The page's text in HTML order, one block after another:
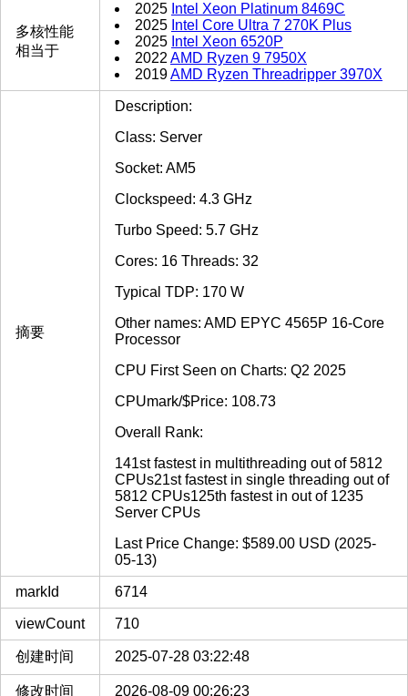
多核性能
相当于
2025 Intel Xeon Platinum 8469C
2025 Intel Core Ultra 7 270K Plus
2025 Intel Xeon 6520P
2022AMD Ryzen 9 7950X
2019AMD Ryzen Threadripper 3970X
摘要
Description:
Class: Server
Socket: AM5
Clockspeed: 4.3 GHz
Turbo Speed: 5.7 GHz
Cores: 16 Threads: 32
Typical TDP: 170 W
Other names: AMD EPYC 4565P 16-Core
Processor
CPU First Seen on Charts: Q2 2025
CPUmark/$Price: 108.73
Overall Rank:
141st fastest in multithreading out of 5812
CPUs21st fastest in single threading out of
5812 CPUs125th fastest in out of 1235
Server CPUs
Last Price Change: $589.00 USD (2025-
05-13)
markId 6714
viewCount 710
创建时间 2025-07-28 03:22:48
修改时间 2026-08-09 00:26:23